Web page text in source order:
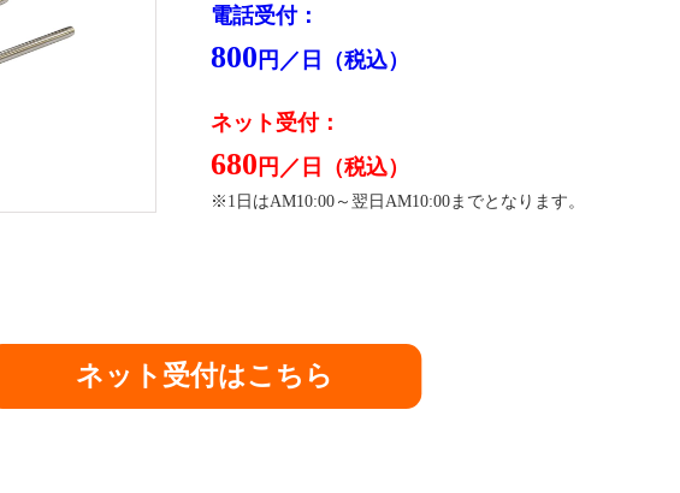
電話受付：
800 円／日（税込）
ネット受付：
680 円／日（税込）
※1日はAM10:00～翌日AM10:00までとなります。
ネット受付はこちら